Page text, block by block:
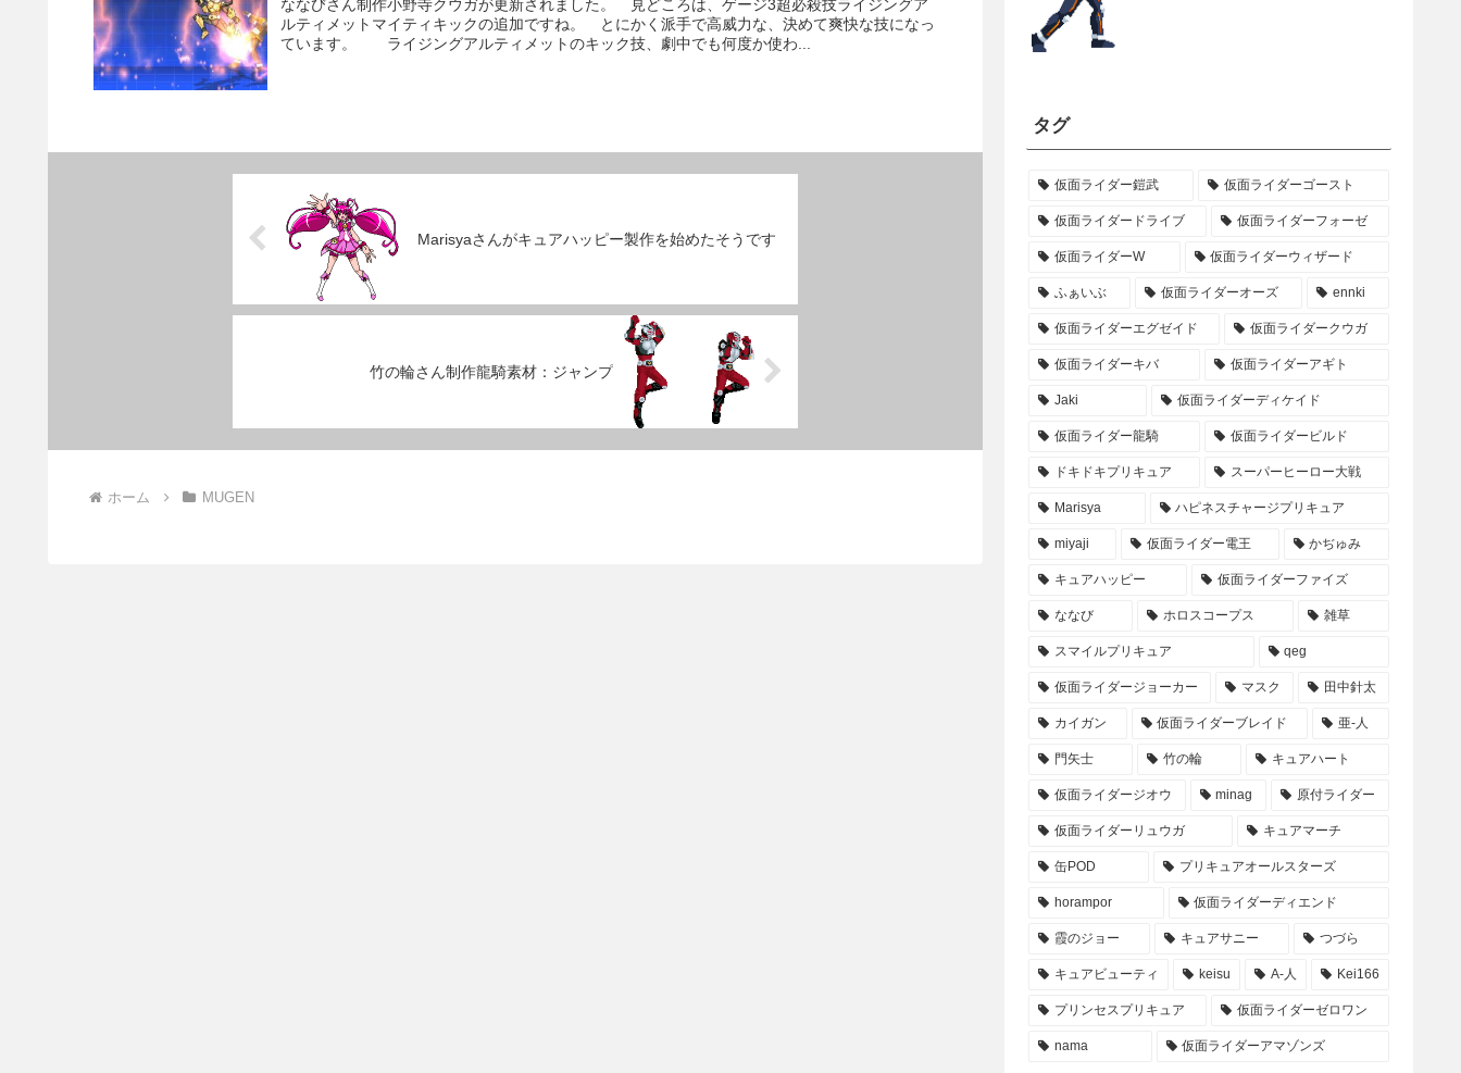
ななびさん制作小野寺クウガが更新されました。 見どころは、ゲージ3超必殺技ライジングア
ルティメットマイティキックの追加ですね。 とにかく派手で高威力な、決めて爽快な技になっ
ています。 ライジングアルティメットのキック技、劇中でも何度か使わ...
Marisyaさんがキュアハッピー製作を始めたそうです
竹の輪さん制作龍騎素材：ジャンプ
ホーム MUGEN
タグ
仮面ライダー鎧武 仮面ライダーゴースト
仮面ライダードライブ 仮面ライダーフォーゼ
仮面ライダーW 仮面ライダーウィザード
ふぁいぶ 仮面ライダーオーズ ennki
仮面ライダーエグゼイド 仮面ライダークウガ
仮面ライダーキバ 仮面ライダーアギト
Jaki 仮面ライダーディケイド
仮面ライダー龍騎 仮面ライダービルド
ドキドキプリキュア スーパーヒーロー大戦
Marisya ハピネスチャージプリキュア
miyaji 仮面ライダー電王 かぢゅみ
キュアハッピー 仮面ライダーファイズ
ななび ホロスコープス 雑草
スマイルプリキュア qeg
仮面ライダージョーカー マスク 田中針太
カイガン 仮面ライダーブレイド 亜-人
門矢士 竹の輪 キュアハート
仮面ライダージオウ minag 原付ライダー
仮面ライダーリュウガ キュアマーチ
缶POD プリキュアオールスターズ
horampor 仮面ライダーディエンド
霞のジョー キュアサニー つづら
キュアビューティ keisu A-人 Kei166
プリンセスプリキュア 仮面ライダーゼロワン
nama 仮面ライダーアマゾンズ